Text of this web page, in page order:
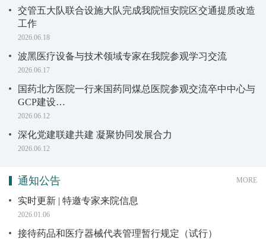
交管五大队联合设施大队完成我院恒安院区交通提质改造
工作
2026.06.18
波黑医疗设备与技术领域专家在我院参观学习交流
2026.06.17
国药北方医院一行来国药同煤总医院参观交流卒中中心与
GCP建设…
2026.06.12
深化党建联建共建 凝聚协同发展合力
2026.06.12
通知公告 MORE
实时更新 | 特邀专家来院信息
2026.01.06
接待药品和医疗器械代表管理暂行规定（试行）